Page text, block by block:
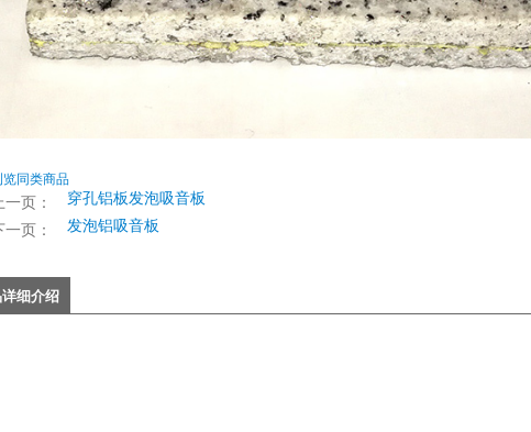
览同类商品
一页：
穿孔铝板发泡吸音板
一页：
发泡铝吸音板
详细介绍